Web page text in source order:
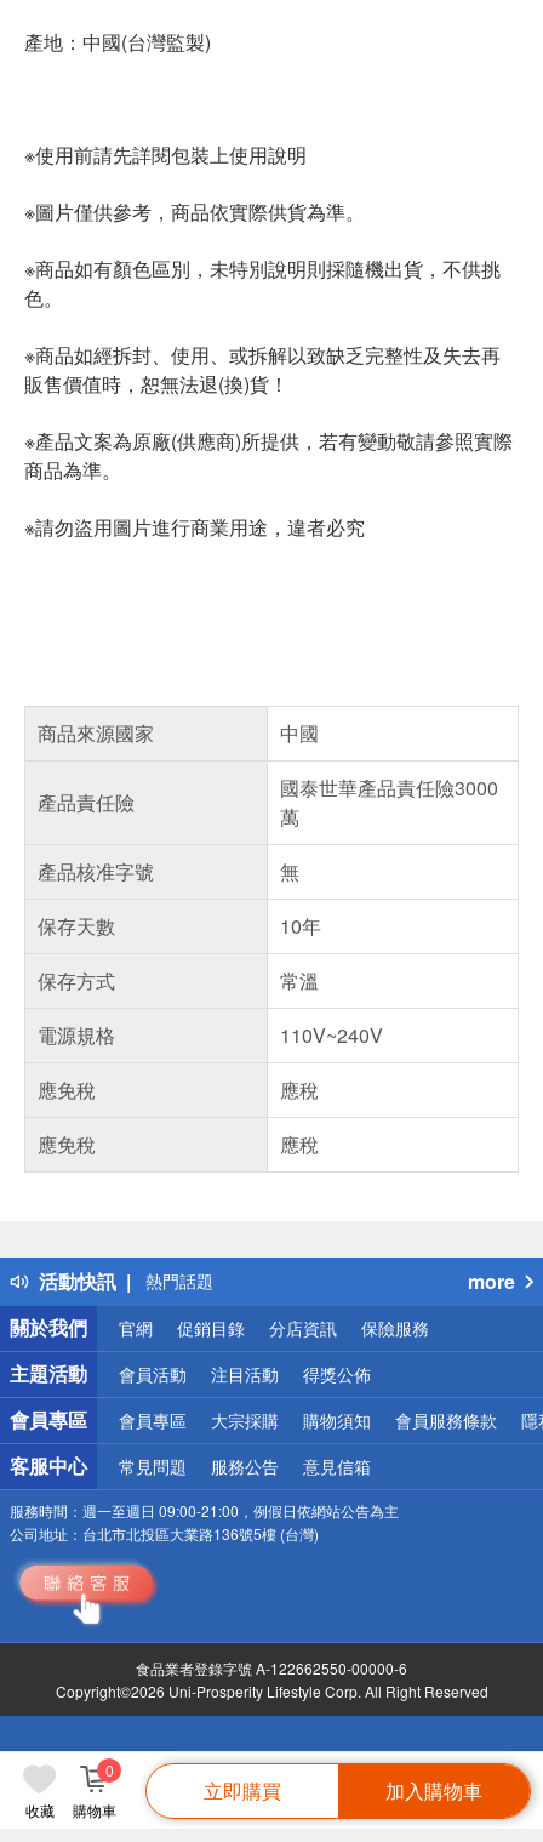
收藏 購物車
0
立即購買 加入購物車
產地：中國(台灣監製)
※使用前請先詳閱包裝上使用說明
※圖片僅供參考，商品依實際供貨為準。
※商品如有顏色區別，未特別說明則採隨機出貨，不供挑
色。
※商品如經拆封、使用、或拆解以致缺乏完整性及失去再
販售價值時，恕無法退(換)貨！
※產品文案為原廠(供應商)所提供，若有變動敬請參照實際
商品為準。
※請勿盜用圖片進行商業用途，違者必究
商品來源國家 中國
產品責任險
國泰世華產品責任險3000
萬
產品核准字號
無
保存天數
10年
保存方式
常溫
電源規格
110V~240V
應免稅
應稅
應免稅
應稅
活動快訊
得獎公告
熱門話題
銀行優惠
偏遠地區配送
詐騙網頁！請小心！
more
關於我們
官網 促銷目錄 分店資訊 保險服務
主題活動 會員活動 注目活動 得獎公佈
會員專區 會員專區 大宗採購 購物須知 會員服務條款 隱
客服中心 常見問題 服務公告 意見信箱
服務時間： 週一至週日 09:00-21:00，例假日依網站公告為主
公司地址： 台北市北投區大業路136號5樓 (台灣)
食品業者登錄字號 A-122662550-00000-6
Copyright©2026 Uni-Prosperity Lifestyle Corp. All Right Reserved